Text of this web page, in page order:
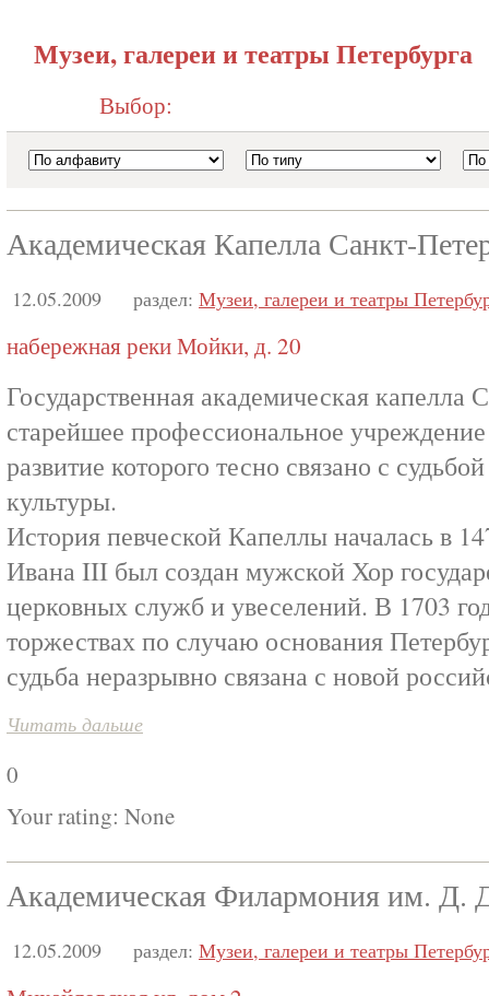
Музеи, галереи и театры Петербурга
Выбор:
Академическая Капелла Санкт-
12.05.2009 раздел: Музеи, галереи и театры
набережная реки Мойки, д. 20
Государственная академическая
старейшее профессиональное
развитие которого тесно связано с
культуры.
История певческой Капеллы началась в
Ивана III был создан мужской Хор
церковных служб и увеселений. В 1703
торжествах по случаю основания
судьба неразрывно связана с новой
Читать дальше
0
Your rating: None
Академическая Филармония им. Д.
12.05.2009 раздел: Музеи, галереи и театры